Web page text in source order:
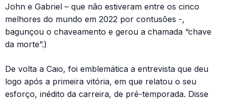
John e Gabriel – que não estiveram entre os cinco
melhores do mundo em 2022 por contusões -,
bagunçou o chaveamento e gerou a chamada “chave
da morte”.)
De volta a Caio, foi emblemática a entrevista que deu
logo após a primeira vitória, em que relatou o seu
esforço, inédito da carreira, de pré-temporada. Disse